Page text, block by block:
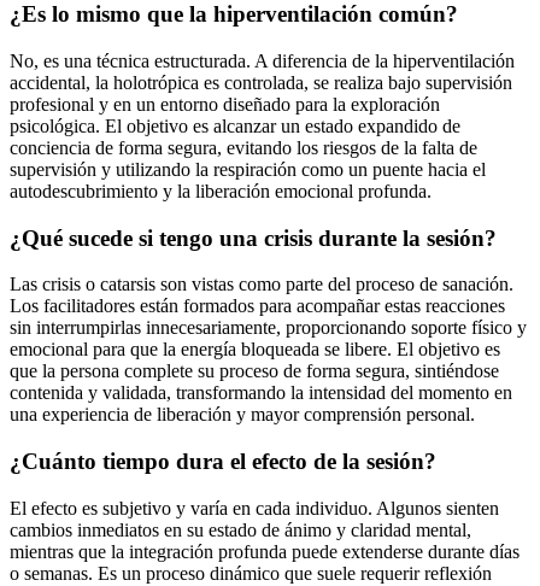
¿Es lo mismo que la hiperventilación común?
No, es una técnica estructurada. A diferencia de la hiperventilación
accidental, la holotrópica es controlada, se realiza bajo supervisión
profesional y en un entorno diseñado para la exploración
psicológica. El objetivo es alcanzar un estado expandido de
conciencia de forma segura, evitando los riesgos de la falta de
supervisión y utilizando la respiración como un puente hacia el
autodescubrimiento y la liberación emocional profunda.
¿Qué sucede si tengo una crisis durante la sesión?
Las crisis o catarsis son vistas como parte del proceso de sanación.
Los facilitadores están formados para acompañar estas reacciones
sin interrumpirlas innecesariamente, proporcionando soporte físico y
emocional para que la energía bloqueada se libere. El objetivo es
que la persona complete su proceso de forma segura, sintiéndose
contenida y validada, transformando la intensidad del momento en
una experiencia de liberación y mayor comprensión personal.
¿Cuánto tiempo dura el efecto de la sesión?
El efecto es subjetivo y varía en cada individuo. Algunos sienten
cambios inmediatos en su estado de ánimo y claridad mental,
mientras que la integración profunda puede extenderse durante días
o semanas. Es un proceso dinámico que suele requerir reflexión